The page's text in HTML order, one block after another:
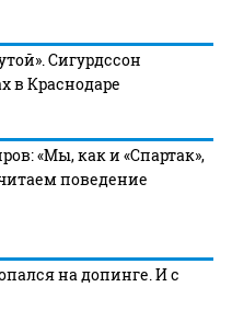
Сигурдссон
в Краснодаре
«Мы, как и «Спартак»,
поведение
на допинге. И с